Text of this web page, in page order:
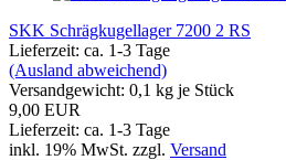
SKK Schrägkugellager 7200 2 RS
Lieferzeit: ca. 1-3 Tage
(Ausland abweichend)
Versandgewicht: 0,1 kg je Stück
9,00 EUR
Lieferzeit: ca. 1-3 Tage
inkl. 19% MwSt. zzgl. Versand